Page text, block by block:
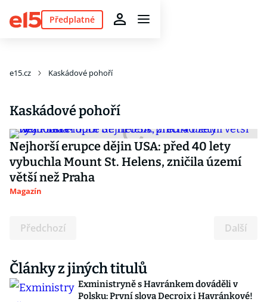
Předplatné
e15.cz Kaskádové pohoří
Kaskádové pohoří
Nejhorší erupce dějin USA: před 40 lety
vybuchla Mount St. Helens, zničila území
větší než Praha
Magazín
Předchozí Další
Články z jiných titulů
Exministryně s Havránkem dováděli v
Polsku: První slova Decroix i Havránkové!